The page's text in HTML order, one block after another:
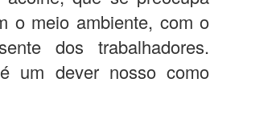
o meio ambiente, com o
dos trabalhadores.
um dever nosso como